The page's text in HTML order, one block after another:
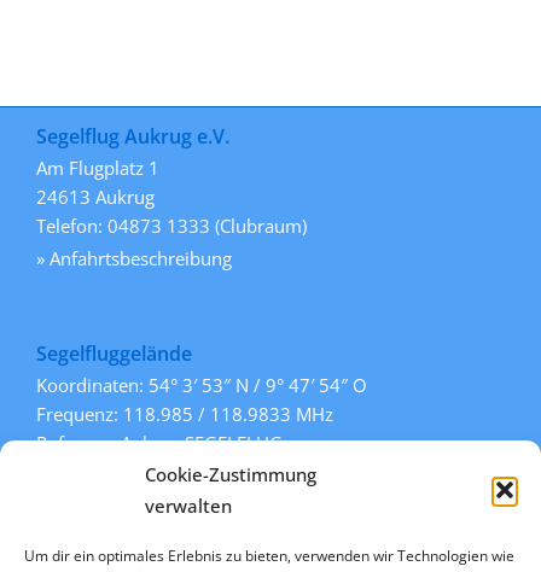
Cookie-Zustimmung
verwalten
Um dir ein optimales Erlebnis zu bieten, verwenden wir Technologien wie
Segelflug Aukrug e.V.
Am Flugplatz 1
24613 Aukrug
Telefon: 04873 1333 (Clubraum)
» Anfahrtsbeschreibung
Segelfluggelände
Koordinaten: 54° 3′ 53″ N / 9° 47′ 54″ O
Frequenz: 118.985 / 118.9833 MHz
Rufname: Aukrug SEGELFLUG
Pisten: 108° / 288° (Gras)
» mehr Informationen